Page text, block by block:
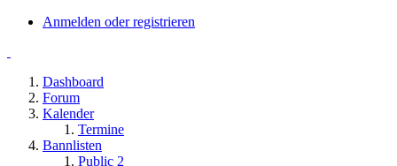
Anmelden oder registrieren
Dashboard
Forum
Kalender
Termine
Bannlisten
Public 2